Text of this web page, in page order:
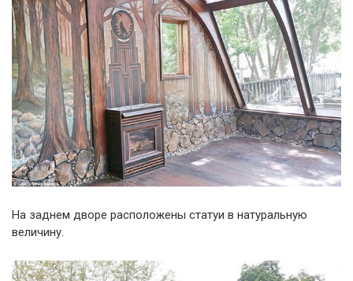
На заднем дворе расположены статуи в натуральную
величину.